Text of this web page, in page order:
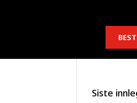
Siste